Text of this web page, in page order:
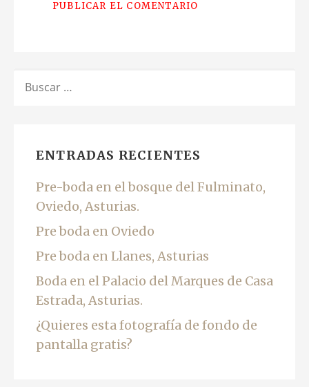
ENTRADAS RECIENTES
Pre-boda en el bosque del Fulminato,
Oviedo, Asturias.
Pre boda en Oviedo
Pre boda en Llanes, Asturias
Boda en el Palacio del Marques de Casa
Estrada, Asturias.
¿Quieres esta fotografía de fondo de
pantalla gratis?